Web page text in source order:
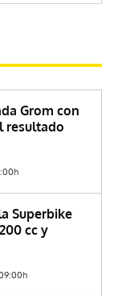
Grom con
resultado
Superbike
cc y